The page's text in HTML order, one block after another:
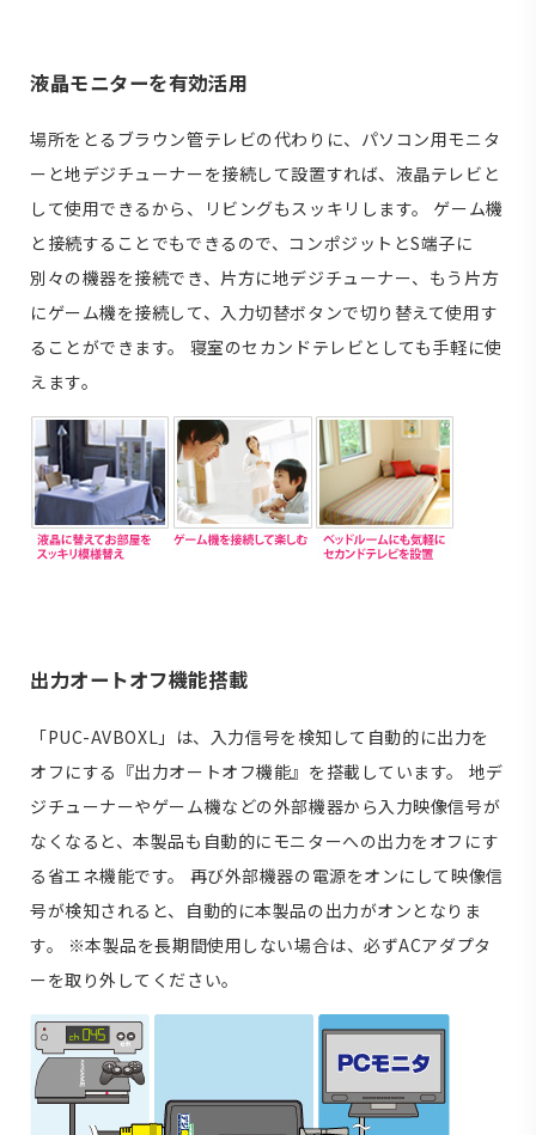
液晶モニターを有効活用
場所をとるブラウン管テレビの代わりに、パソコン用モニタ
ーと地デジチューナーを接続して設置すれば、液晶テレビと
して使用できるから、リビングもスッキリします。 ゲーム機
と接続することでもできるので、コンポジットとS端子に
別々の機器を接続でき、片方に地デジチューナー、もう片方
にゲーム機を接続して、入力切替ボタンで切り替えて使用す
ることができます。 寝室のセカンドテレビとしても手軽に使
えます。
出力オートオフ機能搭載
「PUC-AVBOXL」は、入力信号を検知して自動的に出力を
オフにする『出力オートオフ機能』を搭載しています。 地デ
ジチューナーやゲーム機などの外部機器から入力映像信号が
なくなると、本製品も自動的にモニターへの出力をオフにす
る省エネ機能です。 再び外部機器の電源をオンにして映像信
号が検知されると、自動的に本製品の出力がオンとなりま
す。 ※本製品を長期間使用しない場合は、必ずACアダプタ
ーを取り外してください。